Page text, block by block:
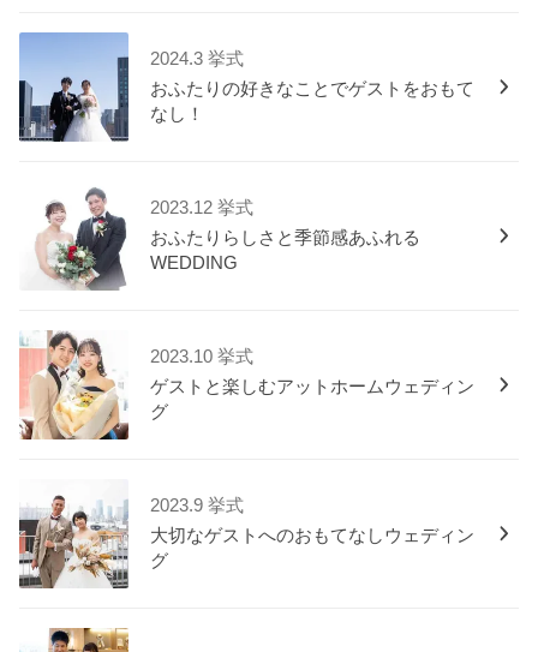
2024.3 挙式
おふたりの好きなことでゲストをおもて
なし！
2023.12 挙式
おふたりらしさと季節感あふれる
WEDDING
2023.10 挙式
ゲストと楽しむアットホームウェディン
グ
2023.9 挙式
大切なゲストへのおもてなしウェディン
グ